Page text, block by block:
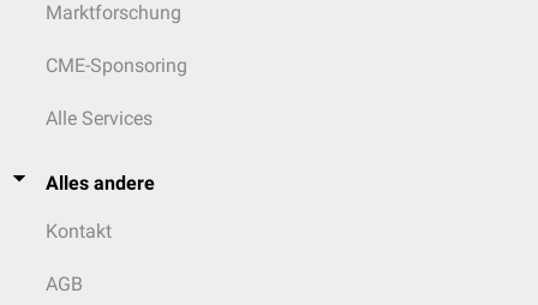
Marktforschung
CME-Sponsoring
Alle Services
Alles andere
Kontakt
AGB